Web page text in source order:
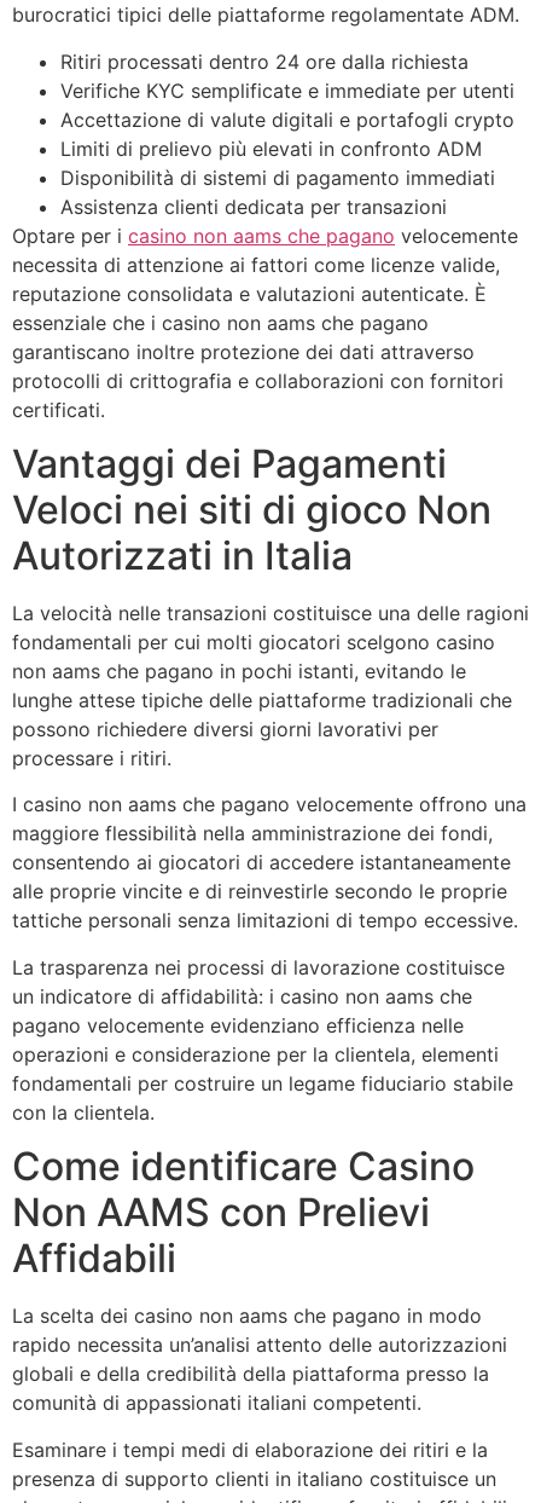
burocratici tipici delle piattaforme regolamentate ADM.
Ritiri processati dentro 24 ore dalla richiesta
Verifiche KYC semplificate e immediate per utenti
Accettazione di valute digitali e portafogli crypto
Limiti di prelievo più elevati in confronto ADM
Disponibilità di sistemi di pagamento immediati
Assistenza clienti dedicata per transazioni
Optare per i casino non aams che pagano velocemente
necessita di attenzione ai fattori come licenze valide,
reputazione consolidata e valutazioni autenticate. È
essenziale che i casino non aams che pagano
garantiscano inoltre protezione dei dati attraverso
protocolli di crittografia e collaborazioni con fornitori
certificati.
Vantaggi dei Pagamenti
Veloci nei siti di gioco Non
Autorizzati in Italia
La velocità nelle transazioni costituisce una delle ragioni
fondamentali per cui molti giocatori scelgono casino
non aams che pagano in pochi istanti, evitando le
lunghe attese tipiche delle piattaforme tradizionali che
possono richiedere diversi giorni lavorativi per
processare i ritiri.
I casino non aams che pagano velocemente offrono una
maggiore flessibilità nella amministrazione dei fondi,
consentendo ai giocatori di accedere istantaneamente
alle proprie vincite e di reinvestirle secondo le proprie
tattiche personali senza limitazioni di tempo eccessive.
La trasparenza nei processi di lavorazione costituisce
un indicatore di affidabilità: i casino non aams che
pagano velocemente evidenziano efficienza nelle
operazioni e considerazione per la clientela, elementi
fondamentali per costruire un legame fiduciario stabile
con la clientela.
Come identificare Casino
Non AAMS con Prelievi
Affidabili
La scelta dei casino non aams che pagano in modo
rapido necessita un’analisi attento delle autorizzazioni
globali e della credibilità della piattaforma presso la
comunità di appassionati italiani competenti.
Esaminare i tempi medi di elaborazione dei ritiri e la
presenza di supporto clienti in italiano costituisce un